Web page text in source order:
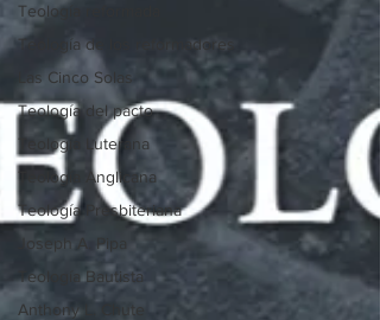
Teología reformada
Teología de los reformadores
Las Cinco Solas
Teología del pacto
Teología Luterana
Teología Anglicana
Teología Presbiteriana
Joseph A. Pipa
Teología Bautista
Anthony L. Chute